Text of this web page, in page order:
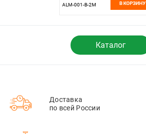
ALM-001-B-2M
В КОРЗИНУ
Каталог
Доставка
по всей России